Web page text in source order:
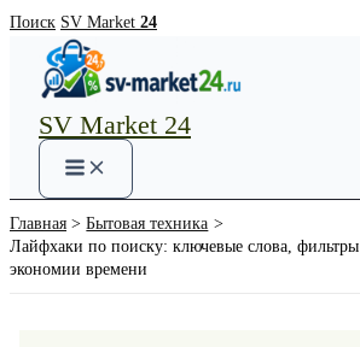
Перейти
содержимому
Поиск SV Market 24
SV Market 24
Main
Menu
Главная
Бытовая техника
Лайфхаки по поиску: ключевые слова,
экономии времени